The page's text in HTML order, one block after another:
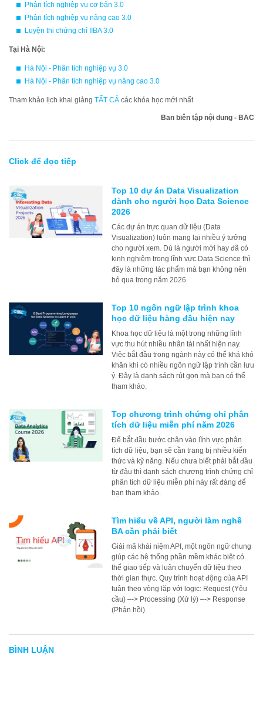
Phân tích nghiệp vụ cơ bản 3.0
Phân tích nghiệp vụ nâng cao 3.0
Luyện thi chứng chỉ IIBA 3.0
Tại Hà Nội:
Hà Nội - Phân tích nghiệp vụ 3.0
Hà Nội - Phân tích nghiệp vụ nâng cao 3.0
Tham khảo lịch khai giảng TẤT CẢ các khóa học mới nhất
Ban biên tập nội dung - BAC
Click để đọc tiếp
Top 10 dự án Data Visualization
dành cho người học Data Science
2026
Các dự án trực quan dữ liệu (Data
Visualization) luôn mang lại nhiều ý tưởng
cho người xem. Dù là người mới hay đã có
kinh nghiệm trong lĩnh vực Data Science thì
đây là những tác phẩm mà bạn không nên
bỏ qua trong năm 2026.
Top 10 ngôn ngữ lập trình khoa
học dữ liệu hàng đầu hiện nay
Khoa học dữ liệu là một trong những lĩnh
vực thu hút nhiều nhân tài nhất hiện nay.
Việc bắt đầu trong ngành này có thể khá khó
khăn khi có nhiều ngôn ngữ lập trình cần lưu
ý. Đây là danh sách rút gọn mà bạn có thể
tham khảo.
Top chương trình chứng chỉ phân
tích dữ liệu miễn phí năm 2026
Để bắt đầu bước chân vào lĩnh vực phân
tích dữ liệu, bạn sẽ cần trang bị nhiều kiến
thức và kỹ năng. Nếu chưa biết phải bắt đầu
từ đâu thì danh sách chương trình chứng chỉ
phân tích dữ liệu miễn phí này rất đáng để
bạn tham khảo.
Tìm hiểu về API, người làm nghề
BA cần phải biết
Giải mã khái niệm API, một ngôn ngữ chung
giúp các hệ thống phần mềm khác biệt có
thể giao tiếp và luân chuyển dữ liệu theo
thời gian thực. Quy trình hoạt động của API
tuân theo vòng lặp với logic: Request (Yêu
cầu) –-> Processing (Xử lý) –-> Response
(Phản hồi).
BÌNH LUẬN